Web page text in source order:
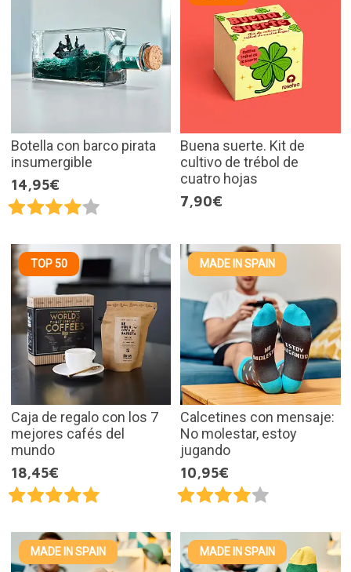
Botella con barco pirata
insumergible
14,95€
Buena suerte. Kit de
cultivo de trébol de
cuatro hojas
7,90€
TOP 50
Caja de regalo con los 7
mejores cafés del
mundo
18,45€
MADE IN SPAIN
Calcetines con mensaje:
No molestar, estoy
jugando
10,95€
MADE IN SPAIN MADE IN SPAIN